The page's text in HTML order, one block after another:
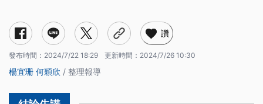
鐵路
捷運 台北捷運
新北捷運
桃園捷運
台中捷運
高雄捷運
共享單車
船運
航空
道路 公路預警性封閉
道路災阻路段
高速公路
水門管制
限制管制區
景點
讚
發布時間： 2024/7/22 18:29 更新時間： 2024/7/26 10:30
楊宜珊 何穎欣 / 整理報導